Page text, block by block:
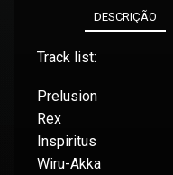
DESCRIÇÃO
Track list:
Prelusion
Rex
Inspiritus
Wiru-Akka